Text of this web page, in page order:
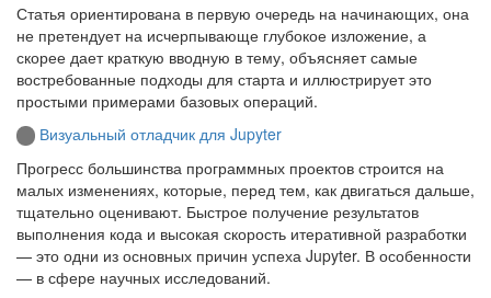
Статья ориентирована в первую очередь на начинающих, она
не претендует на исчерпывающе глубокое изложение, а
скорее дает краткую вводную в тему, объясняет самые
востребованные подходы для старта и иллюстрирует это
простыми примерами базовых операций.
Визуальный отладчик для Jupyter
Прогресс большинства программных проектов строится на
малых изменениях, которые, перед тем, как двигаться дальше,
тщательно оценивают. Быстрое получение результатов
выполнения кода и высокая скорость итеративной разработки
— это одни из основных причин успеха Jupyter. В особенности
— в сфере научных исследований.